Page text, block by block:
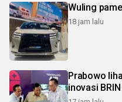
Wuling
18 jam lalu
Prabowo
inovasi